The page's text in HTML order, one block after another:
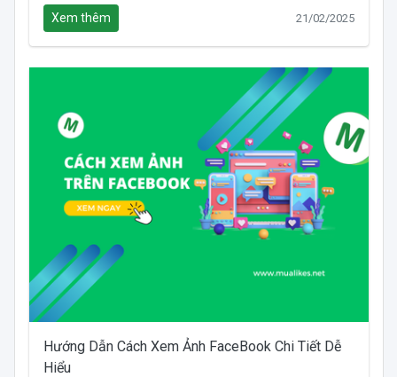
Xem thêm 21/02/2025
Hướng Dẫn Cách Xem Ảnh FaceBook Chi Tiết Dễ
Hiểu